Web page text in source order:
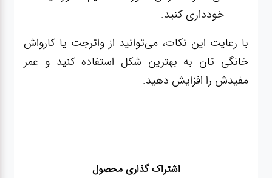
خودداری کنید.
با رعایت این نکات، می‌توانید از واترجت یا کارواش
خانگی تان به بهترین شکل استفاده کنید و عمر
مفیدش را افزایش دهید.
اشتراک گذاری محصول